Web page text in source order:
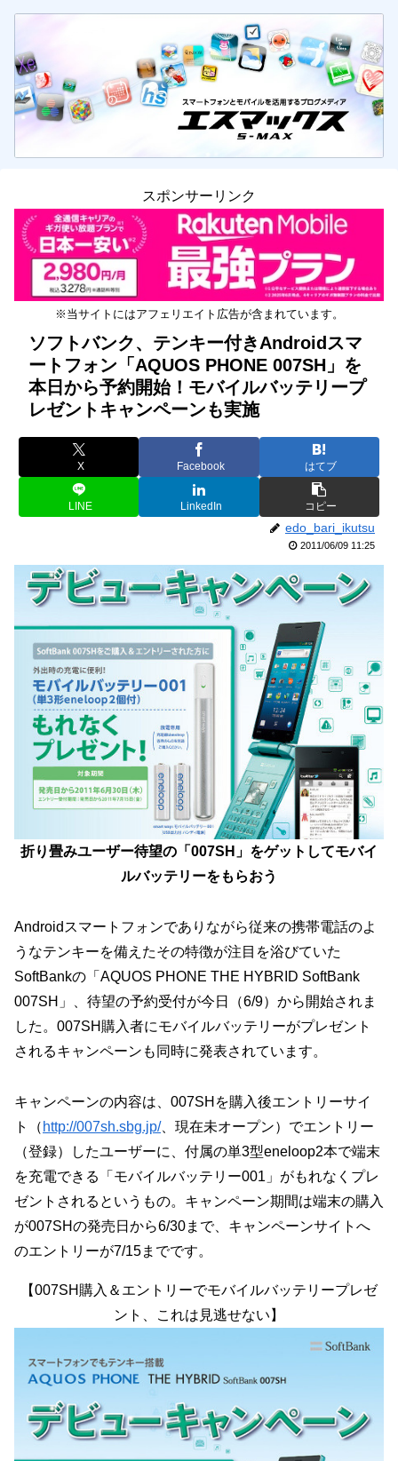
スポンサーリンク
※当サイトにはアフェリエイト広告が含まれています。
ソフトバンク、テンキー付きAndroidスマ
ートフォン「AQUOS PHONE 007SH」を
本日から予約開始！モバイルバッテリープ
レゼントキャンペーンも実施
X Facebook はてブ
LINE LinkedIn コピー
edo_bari_ikutsu
2011/06/09 11:25
折り畳みユーザー待望の「007SH」をゲットしてモバイ
ルバッテリーをもらおう
Androidスマートフォンでありながら従来の携帯電話のよ
うなテンキーを備えたその特徴が注目を浴びていた
SoftBankの「AQUOS PHONE THE HYBRID SoftBank
007SH」、待望の予約受付が今日（6/9）から開始されま
した。007SH購入者にモバイルバッテリーがプレゼント
されるキャンペーンも同時に発表されています。
キャンペーンの内容は、007SHを購入後エントリーサイ
ト（ http://007sh.sbg.jp/、現在未オープン）でエントリー
（登録）したユーザーに、付属の単3型eneloop2本で端末
を充電できる「モバイルバッテリー001」がもれなくプレ
ゼントされるというもの。キャンペーン期間は端末の購入
が007SHの発売日から6/30まで、キャンペーンサイトへ
のエントリーが7/15までです。
【007SH購入＆エントリーでモバイルバッテリープレゼ
ント、これは見逃せない】